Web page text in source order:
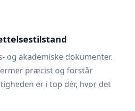
og akademiske dokumenter.
præcist og forstår
er i top dér, hvor det